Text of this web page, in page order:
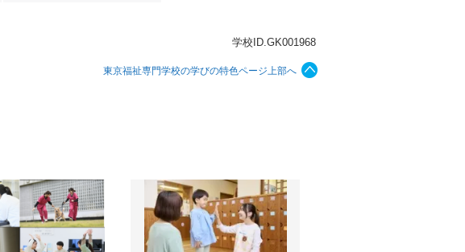
学校ID.GK001968
東京福祉専門学校の学びの特色ページ上部へ